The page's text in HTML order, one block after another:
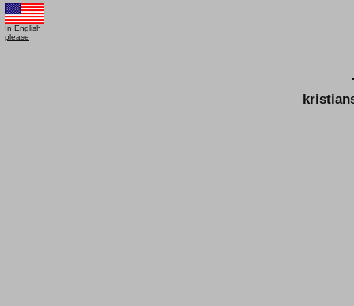
In English
please